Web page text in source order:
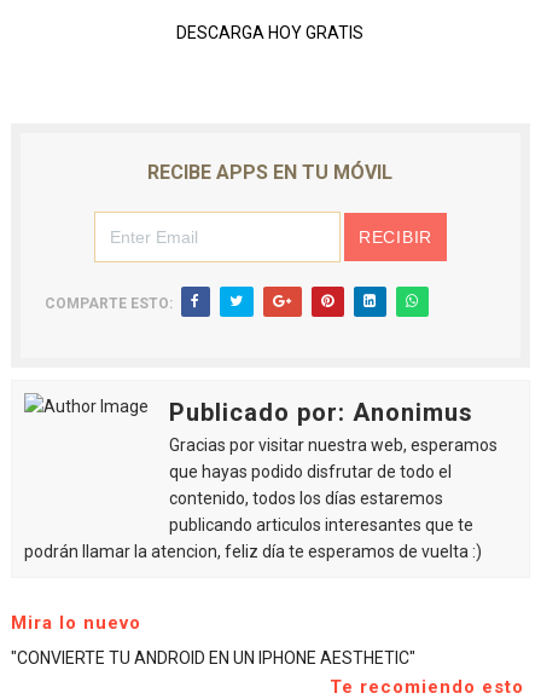
DESCARGA HOY GRATIS
RECIBE APPS EN TU MÓVIL
COMPARTE ESTO:
Publicado por: Anonimus
Gracias por visitar nuestra web, esperamos
que hayas podido disfrutar de todo el
contenido, todos los días estaremos
publicando articulos interesantes que te
podrán llamar la atencion, feliz día te esperamos de vuelta :)
Mira lo nuevo
"CONVIERTE TU ANDROID EN UN IPHONE AESTHETIC"
Te recomiendo esto